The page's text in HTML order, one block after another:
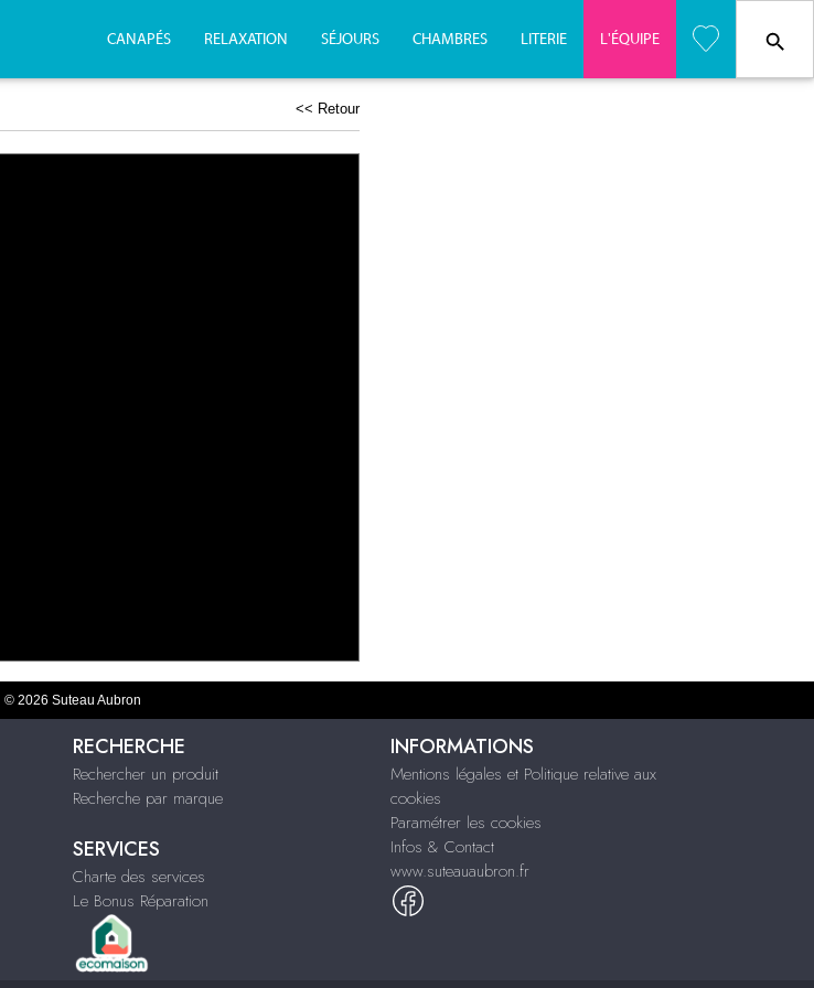
CANAPÉS RELAXATION SÉJOURS CHAMBRES LITERIE L'ÉQUIPE
<< Retour
© 2026 Suteau Aubron
RECHERCHE
Rechercher un produit
Recherche par marque
SERVICES
Charte des services
Le Bonus Réparation
INFORMATIONS
Mentions légales et Politique relative aux
cookies
Paramétrer les cookies
Infos & Contact
www.suteauaubron.fr